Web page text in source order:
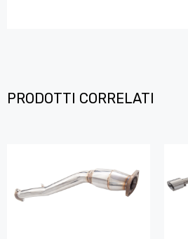
PRODOTTI CORRELATI